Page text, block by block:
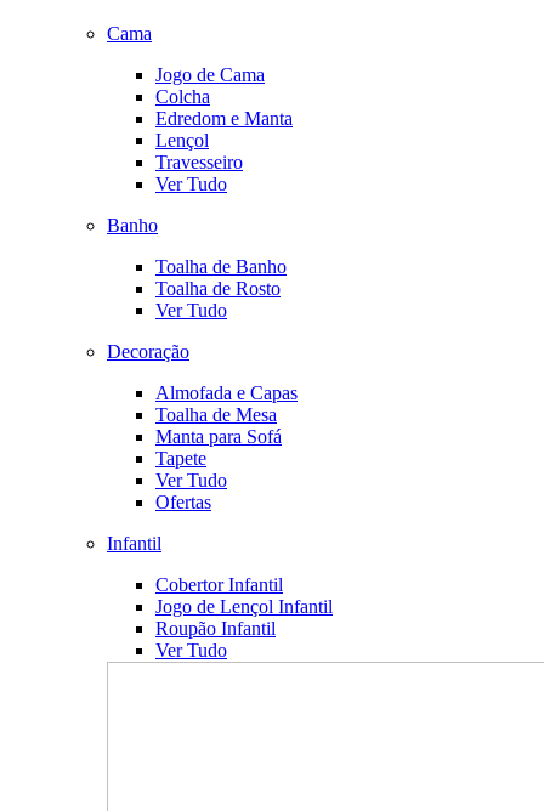
Cama
Jogo de Cama
Colcha
Edredom e Manta
Lençol
Travesseiro
Ver Tudo
Banho
Toalha de Banho
Toalha de Rosto
Ver Tudo
Decoração
Almofada e Capas
Toalha de Mesa
Manta para Sofá
Tapete
Ver Tudo
Ofertas
Infantil
Cobertor Infantil
Jogo de Lençol Infantil
Roupão Infantil
Ver Tudo